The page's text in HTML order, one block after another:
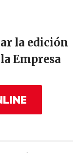
la edición
Empresa